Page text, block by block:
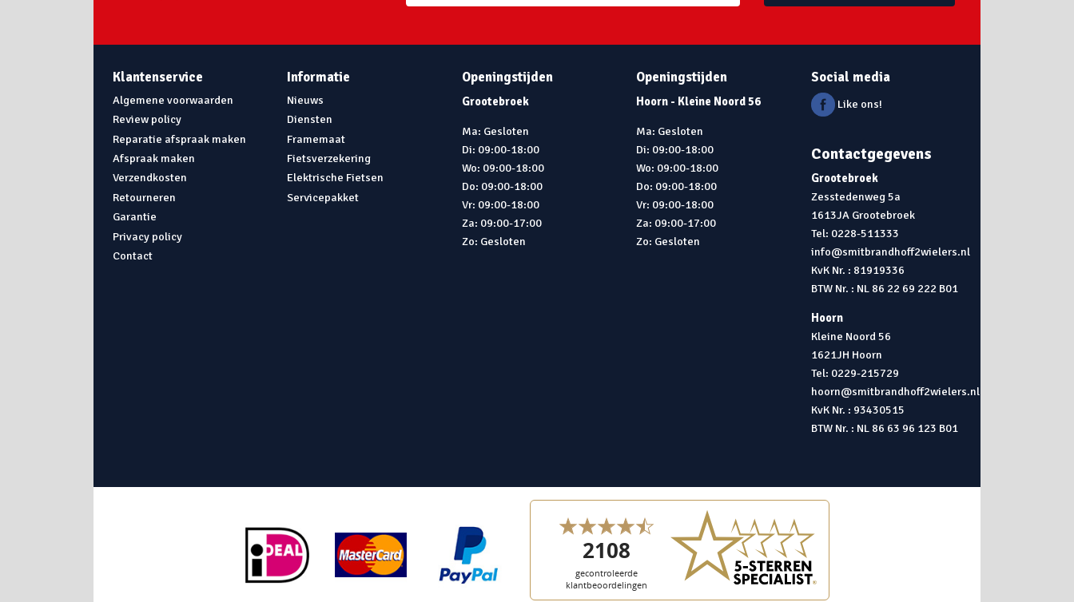
Klantenservice
Algemene voorwaarden
Review policy
Reparatie afspraak maken
Afspraak maken
Verzendkosten
Retourneren
Garantie
Privacy policy
Contact
Informatie
Nieuws
Diensten
Framemaat
Fietsverzekering
Elektrische Fietsen
Servicepakket
Openingstijden
Grootebroek
Ma: Gesloten
Di: 09:00-18:00
Wo: 09:00-18:00
Do: 09:00-18:00
Vr: 09:00-18:00
Za: 09:00-17:00
Zo: Gesloten
Openingstijden
Hoorn - Kleine Noord 56
Ma: Gesloten
Di: 09:00-18:00
Wo: 09:00-18:00
Do: 09:00-18:00
Vr: 09:00-18:00
Za: 09:00-17:00
Zo: Gesloten
Social media
Like ons!
Contactgegevens
Grootebroek
Zesstedenweg 5a
1613JA Grootebroek
Tel: 0228-511333
info@smitbrandhoff2wielers.nl
KvK Nr. : 81919336
BTW Nr. : NL 86 22 69 222 B01
Hoorn
Kleine Noord 56
1621JH Hoorn
Tel: 0229-215729
hoorn@smitbrandhoff2wielers.nl
KvK Nr. : 93430515
BTW Nr. : NL 86 63 96 123 B01